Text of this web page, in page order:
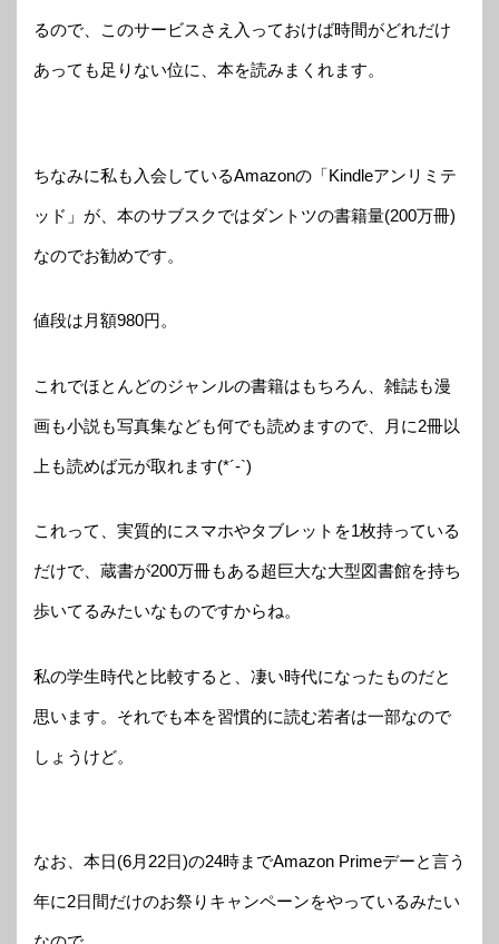
るので、このサービスさえ入っておけば時間がどれだけ
あっても足りない位に、本を読みまくれます。
ちなみに私も入会しているAmazonの「Kindleアンリミテ
ッド」が、本のサブスクではダントツの書籍量(200万冊)
なのでお勧めです。
値段は月額980円。
これでほとんどのジャンルの書籍はもちろん、雑誌も漫
画も小説も写真集なども何でも読めますので、月に2冊以
上も読めば元が取れます(*´-`)
これって、実質的にスマホやタブレットを1枚持っている
だけで、蔵書が200万冊もある超巨大な大型図書館を持ち
歩いてるみたいなものですからね。
私の学生時代と比較すると、凄い時代になったものだと
思います。それでも本を習慣的に読む若者は一部なので
しょうけど。
なお、本日(6月22日)の24時までAmazon Primeデーと言う
年に2日間だけのお祭りキャンペーンをやっているみたい